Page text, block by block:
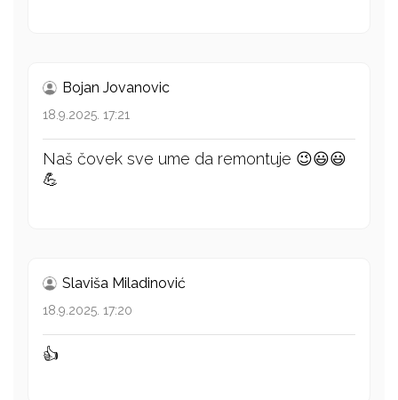
Bojan Jovanovic
18.9.2025. 17:21
Naš čovek sve ume da remontuje 😉😃😃
💪
Slaviša Miladinović
18.9.2025. 17:20
👍